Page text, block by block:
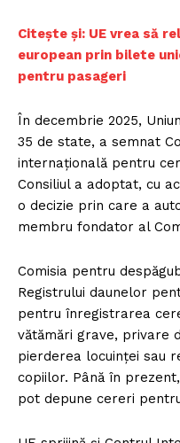
Citește și: UE vrea să
european prin bilete
pentru pasageri
În decembrie 2025,
35 de state, a semnat
internațională pentru
Consiliul a adoptat, cu
o decizie prin care a
membru fondator al
Comisia pentru
Registrului daunelor
pentru înregistrarea
vătămări grave, privare
pierderea locuinței sau
copiilor. Până în
pot depune cereri